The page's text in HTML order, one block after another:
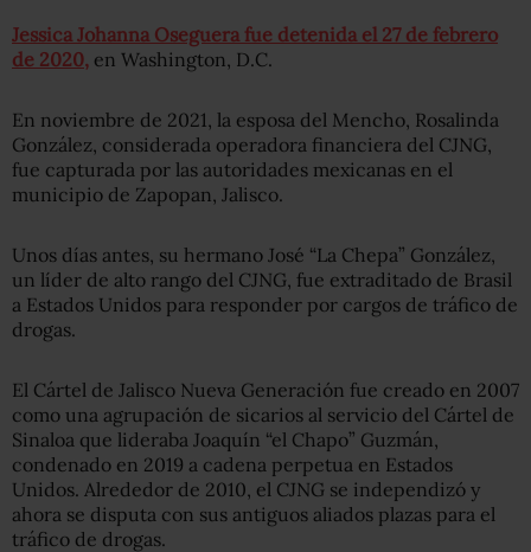
Jessica Johanna Oseguera fue detenida el 27 de febrero
de 2020, en Washington, D.C.
En noviembre de 2021, la esposa del Mencho, Rosalinda
González, considerada operadora financiera del CJNG,
fue capturada por las autoridades mexicanas en el
municipio de Zapopan, Jalisco.
Unos días antes, su hermano José “La Chepa” González,
un líder de alto rango del CJNG, fue extraditado de Brasil
a Estados Unidos para responder por cargos de tráfico de
drogas.
El Cártel de Jalisco Nueva Generación fue creado en 2007
como una agrupación de sicarios al servicio del Cártel de
Sinaloa que lideraba Joaquín “el Chapo” Guzmán,
condenado en 2019 a cadena perpetua en Estados
Unidos. Alrededor de 2010, el CJNG se independizó y
ahora se disputa con sus antiguos aliados plazas para el
tráfico de drogas.